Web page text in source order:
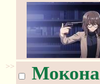
>> Мокона